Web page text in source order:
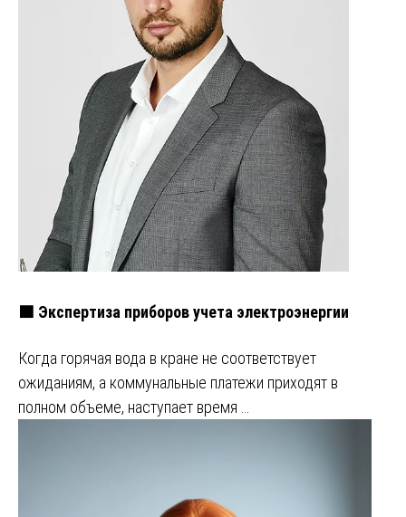
🟩 Экспертиза приборов учета электроэнергии
Когда горячая вода в кране не соответствует
ожиданиям, а коммунальные платежи приходят в
полном объеме, наступает время …